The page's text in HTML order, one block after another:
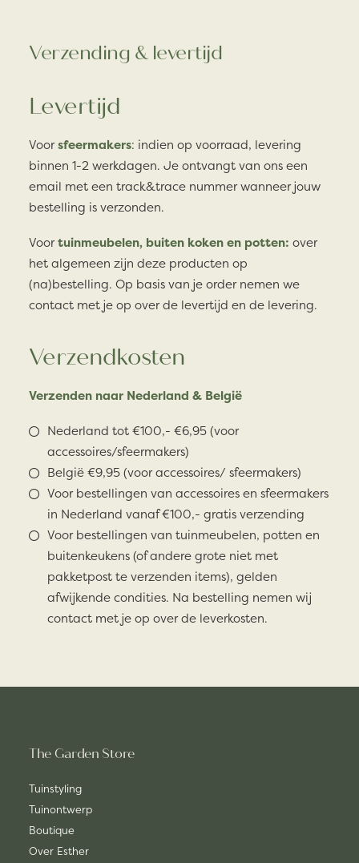
Verzending & levertijd
Levertijd
Voorsfeermakers: indien op voorraad, levering
binnen 1-2 werkdagen. Je ontvangt van ons een
email met een track&trace nummer wanneer jouw
bestelling is verzonden.
Voortuinmeubelen, buiten koken en potten: over
het algemeen zijn deze producten op
(na)bestelling. Op basis van je order nemen we
contact met je op over de levertijd en de levering.
Verzendkosten
Verzenden naar Nederland & België
Nederland tot €100,- €6,95 (voor
accessoires/sfeermakers)
België €9,95 (voor accessoires/ sfeermakers)
Voor bestellingen van accessoires en sfeermakers
in Nederland vanaf €100,- gratis verzending
Voor bestellingen van tuinmeubelen, potten en
buitenkeukens (of andere grote niet met
pakketpost te verzenden items), gelden
afwijkende condities. Na bestelling nemen wij
contact met je op over de leverkosten.
The Garden Store
Tuinstyling
Tuinontwerp
Boutique
Over Esther